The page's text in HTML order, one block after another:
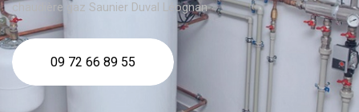
chaudière gaz Saunier Duval Léognan
09 72 66 89 55